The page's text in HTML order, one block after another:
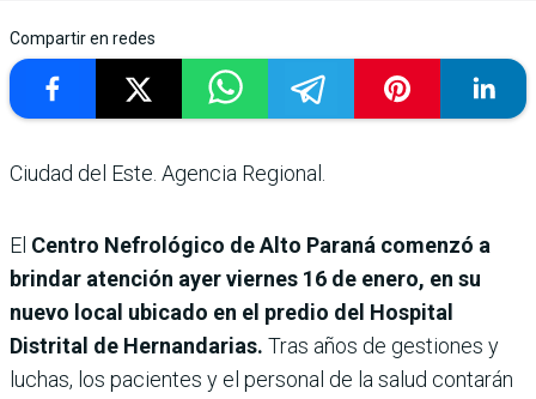
Compartir en redes
Ciudad del Este. Agencia Regional.
El Centro Nefrológico de Alto Paraná comenzó a
brindar atención ayer viernes 16 de enero, en su
nuevo local ubicado en el predio del Hospital
Distrital de Hernandarias. Tras años de gestiones y
luchas, los pacientes y el personal de la salud contarán